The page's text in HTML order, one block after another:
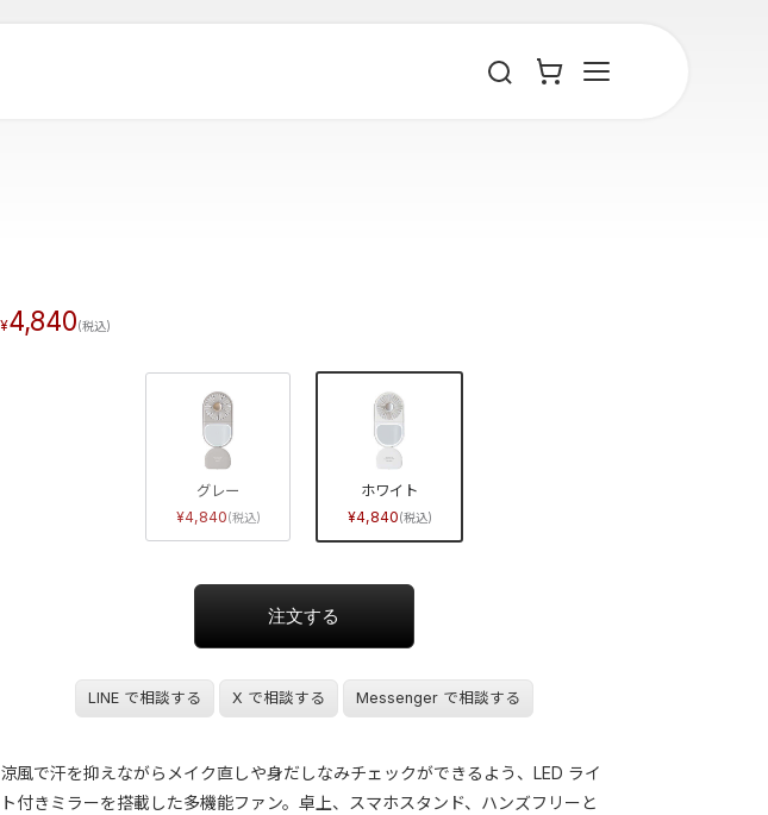
4,840
グレー
4,840
ホワイト
4,840
LINE で相談する X で相談する Messenger で相談する
涼風で汗を抑えながらメイク直しや身だしなみチェックができるよう、LED ライ
ト付きミラーを搭載した多機能ファン。卓上、スマホスタンド、ハンズフリーと